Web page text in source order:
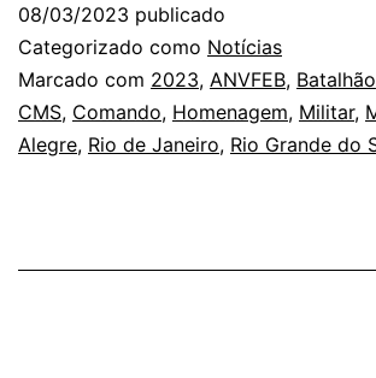
08/03/2023 publicado
Categorizado como Notícias
Marcado com 2023, ANVFEB, Batalhão
CMS, Comando, Homenagem, Militar,
Alegre, Rio de Janeiro, Rio Grande do